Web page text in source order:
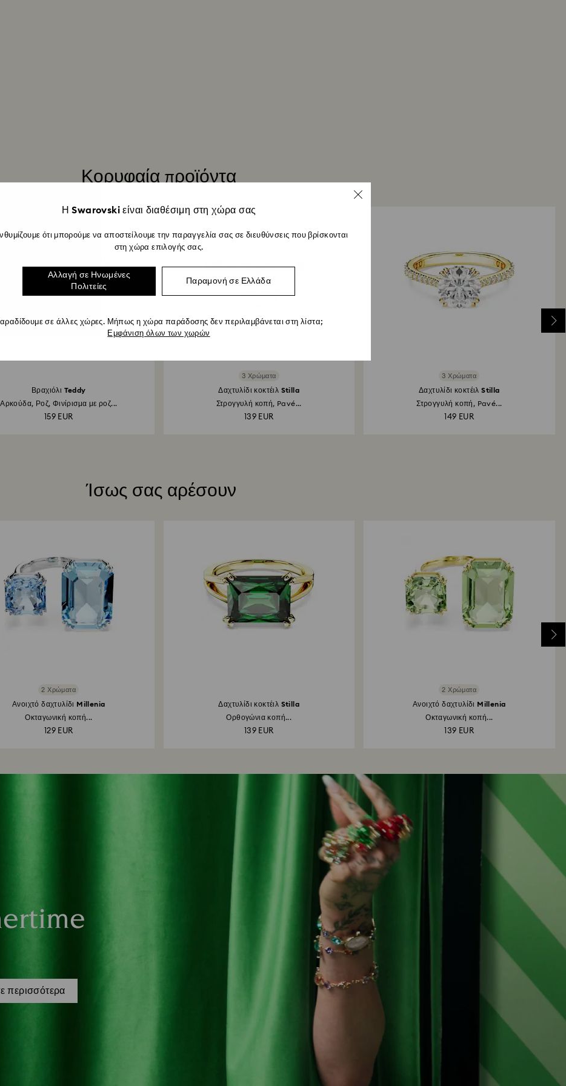
Κορυφαία προϊόντα
Βραχιόλι Teddy
Αρκούδα, Ροζ, Φινίρισμα με ροζ...
159 EUR
3 Χρώματα
Δαχτυλίδι κοκτέιλ Stilla
Στρογγυλή κοπή, Pavé...
139 EUR
3 Χρώματα
Δαχτυλίδι κοκτέιλ Stilla
Στρογγυλή κοπή, Pavé...
149 EUR
Ίσως σας αρέσουν
2 Χρώματα
Ανοιχτό δαχτυλίδι Millenia
Οκταγωνική κοπή...
129 EUR
Δαχτυλίδι κοκτέιλ Stilla
Ορθογώνια κοπή...
139 EUR
2 Χρώματα
Ανοιχτό δαχτυλίδι Millenia
Οκταγωνική κοπή...
139 EUR
περισσότερα
Η Swarovski είναι διαθέσιμη στη χώρα σας
ότι μπορούμε να αποστείλουμε την παραγγελία σας σε διευθύνσεις που βρίσκονται
στη χώρα επιλογής σας.
Αλλαγή σε Ηνωμένες
Πολιτείες
Παραμονή σε Ελλάδα
σε άλλες χώρες. Μήπως η χώρα παράδοσης δεν περιλαμβάνεται στη λίστα;
Εμφάνιση όλων των χωρών